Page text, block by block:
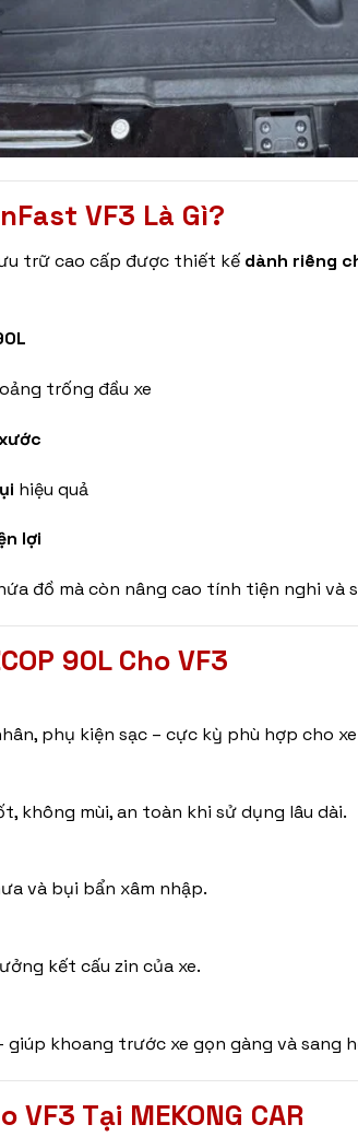
VF3 Là Gì?
trữ cao cấp được thiết kế dành riêng
trống đầu xe
hiệu quả
lợi
đồ mà còn nâng cao tính tiện nghi và
90L Cho VF3
phụ kiện sạc – cực kỳ phù hợp cho
không mùi, an toàn khi sử dụng lâu dài.
và bụi bẩn xâm nhập.
kết cấu zin của xe.
khoang trước xe gọn gàng và sang
VF3 Tại MEKONG CAR